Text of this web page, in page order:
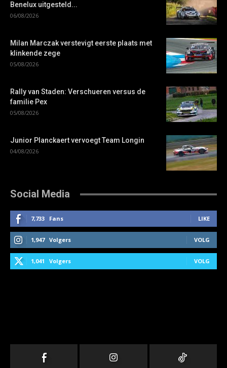
Benelux uitgesteld...
06/08/2026
Milan Marczak verstevigt eerste plaats met
klinkende zege
05/08/2026
Rally van Staden: Verschueren versus de
familie Pex
05/08/2026
Junior Planckaert vervoegt Team Longin
04/08/2026
Social Media
7,733 Fans LIKE
1,947 Volgers VOLG
1,041 Volgers VOLG